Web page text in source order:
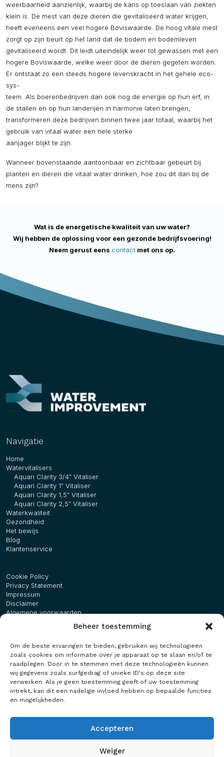
Beheer toestemming
Om de beste ervaringen te bieden, gebruiken wij technologieën
zoals cookies om informatie over je apparaat op te slaan en/of te
raadplegen. Door in te stemmen met deze technologieën kunnen
wij gegevens zoals surfgedrag of unieke ID's op deze site
verwerken. Als je geen toestemming geeft of uw toestemming
intrekt, kan dit een nadelige invloed hebben op bepaalde functies
en mogelijkheden.
Accepteren
Weiger
weerbaarheid aanzienlijk, waarbij de kans op toeslaan van ziekten
klein is. De mest van deze dieren die gevitaliseerd water krijgen,
heeft eveneens een veel hogere Boviswaarde. De hoog vitale mest
zorgt op zijn beurt op het land dat de bodem en bodemleven
gevitaliseerd wordt. Dit leidt uiteindelijk weer tot gewassen met een
hogere Boviswaarde, welke weer door de dieren gegeten worden.
Er ontstaat zo een steeds hogere levenskracht in het gehele eco-
sys-
teem. Als boerenbedrijven dan ook nog de energie op hun erf, in
de stallen en op hun landerijen in harmonie laten brengen,
transformeren deze bedrijven binnen twee jaar totaal, waarbij het
gebruik van vitaal water een hele sterke
aanjager blijkt te zijn.
Wanneer bovenstaande aantoonbaar en zichtbaar gebeurt bij
planten en dieren die vitaal water drinken, hoe zou dit dan bij de
mens zijn?
Wat is de energetische kwaliteit van uw water?
Wij hebben de oplossing voor een gezonde bedrijfsvoering!
Neem gerust eens contact met ons op.
Navigatie
Home
Watervitalisers
Aquari Clarity 3/4″ Vitaliser
Aquari Clarity 1″ Vitaliser
Aquari Clarity 1,5″ Vitaliser
Aquari Clarity 2,5″ Vitaliser
Waterkwaliteit
Gezondheid
Het bewijs
Blog
Klantenservice
Cookie Policy
Privacy Statement
Impressum
Disclaimer
Algemene voorwaarden
Maasbreeseweg 50
5981 NB Panningen
Maurice:+31 (0)6 51 34 23 79
Angelique:+31 (0)6 55 86 42 92